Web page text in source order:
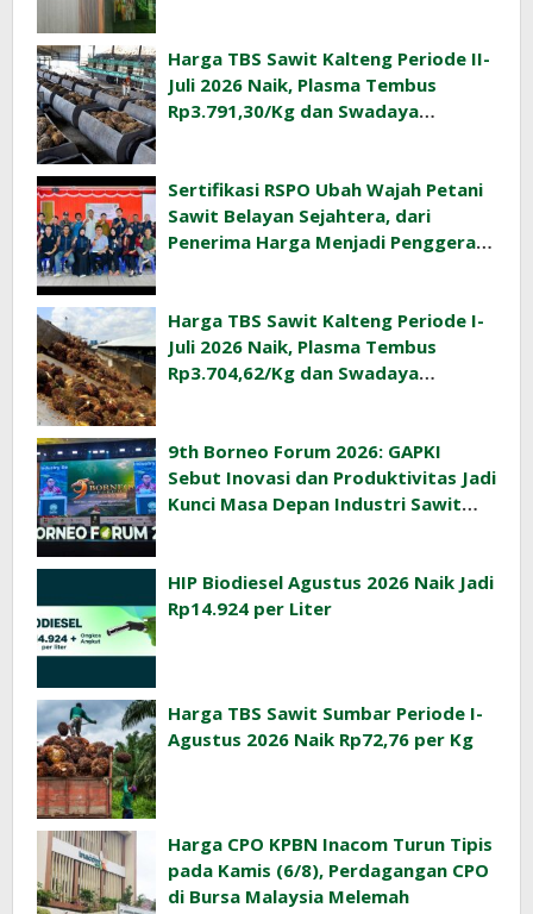
Harga TBS Sawit Kalteng Periode II-
Juli 2026 Naik, Plasma Tembus
Rp3.791,30/Kg dan Swadaya
Sertifikasi RSPO Ubah Wajah Petani
Sawit Belayan Sejahtera, dari
Penerima Harga Menjadi Penggerak
Harga TBS Sawit Kalteng Periode I-
Juli 2026 Naik, Plasma Tembus
Rp3.704,62/Kg dan Swadaya
9th Borneo Forum 2026: GAPKI
Sebut Inovasi dan Produktivitas Jadi
Kunci Masa Depan Industri Sawit
HIP Biodiesel Agustus 2026 Naik Jadi
Rp14.924 per Liter
Harga TBS Sawit Sumbar Periode I-
Agustus 2026 Naik Rp72,76 per Kg
Harga CPO KPBN Inacom Turun Tipis
pada Kamis (6/8), Perdagangan CPO
di Bursa Malaysia Melemah